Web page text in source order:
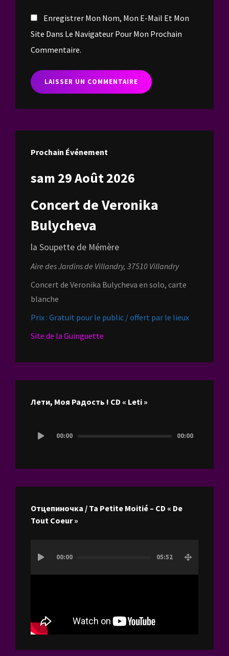
Enregistrer Mon Nom, Mon E-Mail Et Mon
Site Dans Le Navigateur Pour Mon Prochain
Commentaire.
Prochain Événement
sam 29 Août 2026
Concert de Veronika
Bulycheva
la Soupette de Mémère
Aire des Jardins de Villandry, 37510 Villandry
Concert de Veronika Bulycheva en solo, carte
blanche
Prix : Gratuit pour le public / offert par le lieux
Site de la Guinguette
Лети, Моя Радость ! CD « Leti »
audio
00:00 00:00
Отцепиночка / Ta Petite Moitié – CD « De
Tout Coeur »
vidéo
00:00 05:52